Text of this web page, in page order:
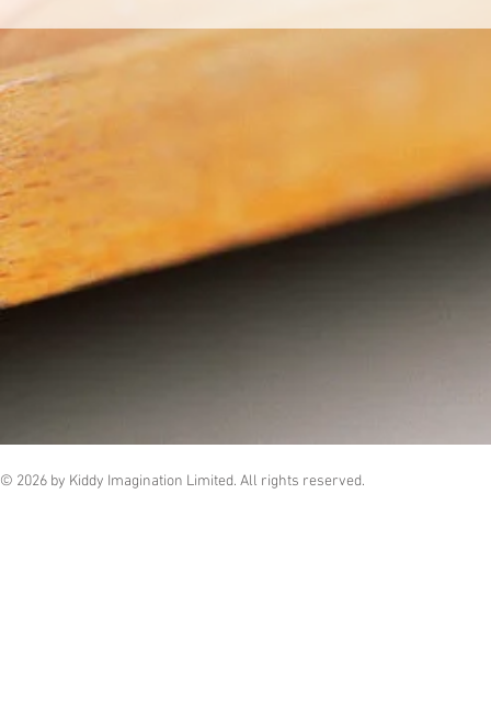
© 2026 by Kiddy Imagination Limited. All rights reserved.